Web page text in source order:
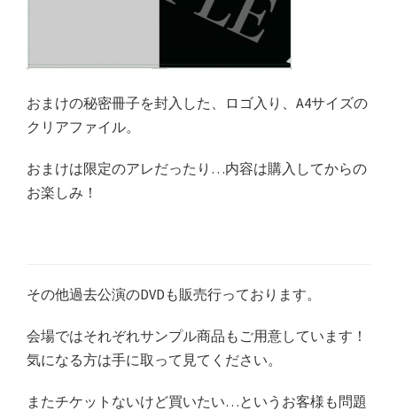
おまけの秘密冊子を封入した、ロゴ入り、A4サイズの
クリアファイル。
おまけは限定のアレだったり…内容は購入してからの
お楽しみ！
その他過去公演のDVDも販売行っております。
会場ではそれぞれサンプル商品もご用意しています！
気になる方は手に取って見てください。
またチケットないけど買いたい…というお客様も問題